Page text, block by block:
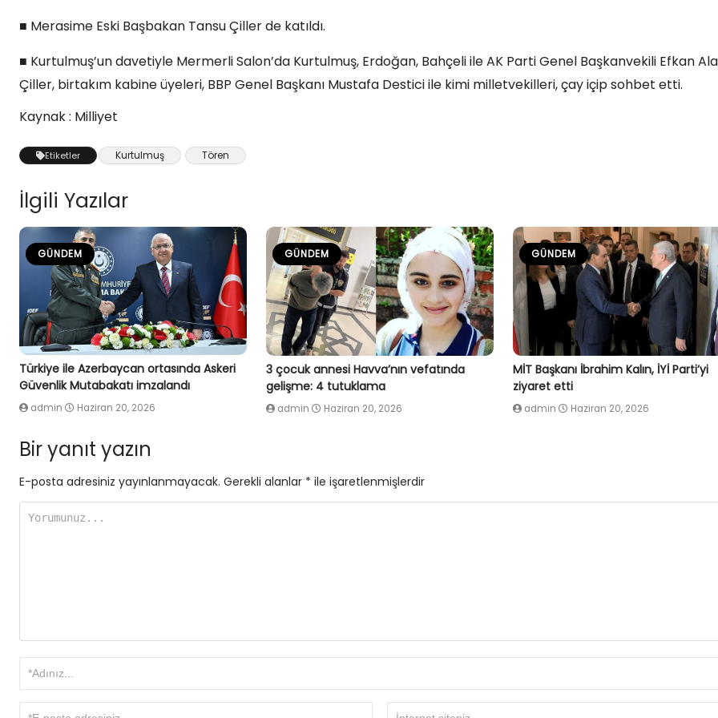
■ Merasime Eski Başbakan Tansu Çiller de katıldı.
■ Kurtulmuş’un davetiyle Mermerli Salon’da Kurtulmuş, Erdoğan, Bahçeli ile AK Parti Genel Başkanvekili Efkan
Çiller, birtakım kabine üyeleri, BBP Genel Başkanı Mustafa Destici ile kimi milletvekilleri, çay içip sohbet etti.
Kaynak : Milliyet
Etiketler Kurtulmuş Tören
İlgili Yazılar
GÜNDEM
Türkiye ile Azerbaycan ortasında Askeri
Güvenlik Mutabakatı imzalandı
admin Haziran 20, 2026
GÜNDEM
3 çocuk annesi Havva’nın vefatında
gelişme: 4 tutuklama
admin Haziran 20, 2026
GÜNDEM
MİT Başkanı İbrahim Kalın, İYİ Parti’yi
ziyaret etti
admin Haziran 20, 2026
Bir yanıt yazın
E-posta adresiniz yayınlanmayacak. Gerekli alanlar * ile işaretlenmişlerdir